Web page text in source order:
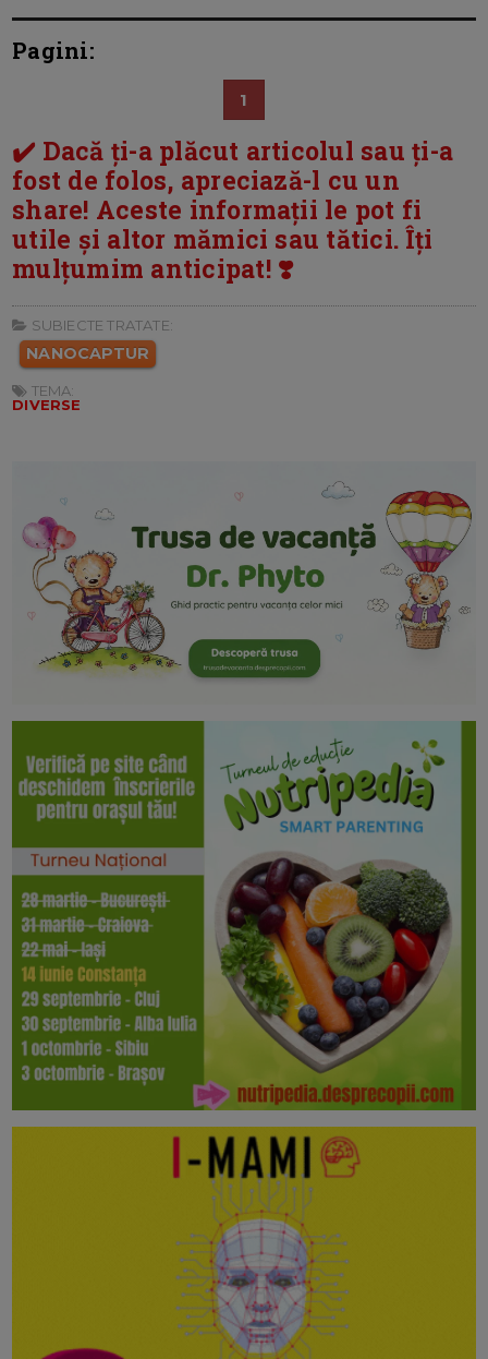
Pagini:
1
✔️ Dacă ți-a plăcut articolul sau ți-a
fost de folos, apreciază-l cu un
share! Aceste informații le pot fi
utile și altor mămici sau tătici. Îți
mulțumim anticipat! ❣️
SUBIECTE TRATATE:
NANOCAPTUR
TEMA:
DIVERSE